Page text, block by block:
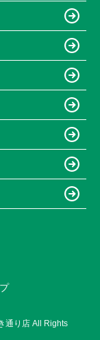
通り店 All Rights